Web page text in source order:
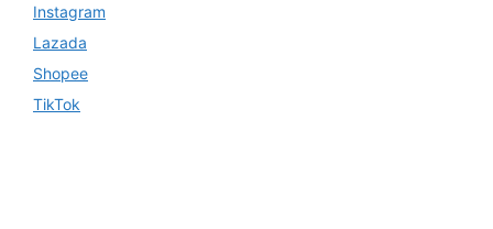
Instagram
Lazada
Shopee
TikTok